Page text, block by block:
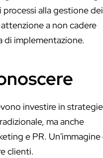
alla gestione dei
a non cadere
di implementazione.
investire in
ma anche
e PR. Un'immagine
clienti.